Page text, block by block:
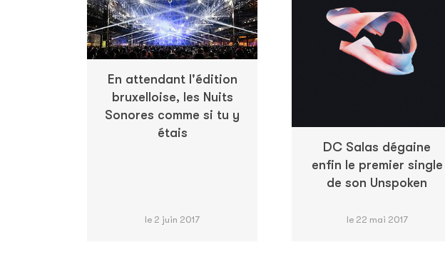
En attendant l'édition
bruxelloise, les Nuits
Sonores comme si tu y
étais
le 2 juin 2017
DC Salas dégaine
enfin le premier single
de son Unspoken
le 22 mai 2017